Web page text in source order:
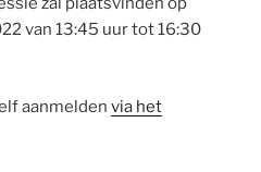
van 13:45 uur tot 16:30
aanmelden via het